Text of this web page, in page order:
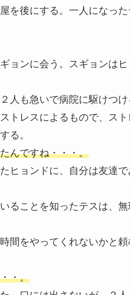
を後にする。一人になっ
ョンに会う。スギョンは
人も急いで病院に駆けつけ
トレスによるもので、ス
る。
んですね・・・。
ヒョンドに、自分は友達
ることを知ったテスは、
間をやってくれないかと
・。